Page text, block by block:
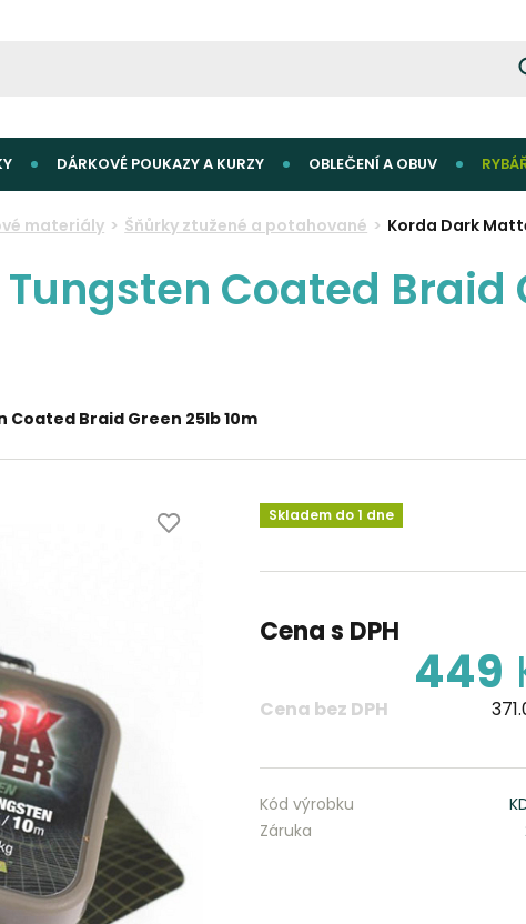
DÁRKOVÉ POUKAZY A KURZY OBLEČENÍ A OBUV
materiály Šňůrky ztužené a potahované Korda Dark
Coated Braid
Braid Green 25lb 10m
Skladem do 1 dne
Cena s DPH
449
Cena bez DPH
Kód výrobku
Záruka